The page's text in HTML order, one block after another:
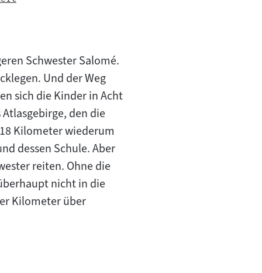
Schwester Salomé.
Und der Weg
sich die Kinder in Acht
den die
Kilometer wiederum
dessen Schule. Aber
reiten. Ohne die
nicht in die
Kilometer über